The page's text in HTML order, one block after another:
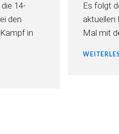
14-
den
in
Es folgt
aktuellen
Mal mit